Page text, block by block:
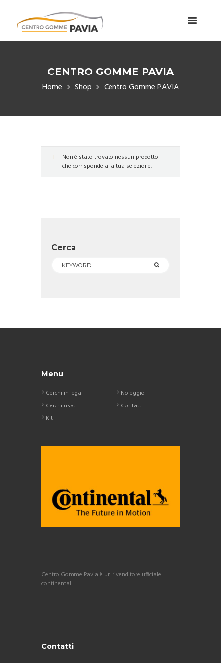
CENTRO GOMME PAVIA
Home Shop Centro Gomme PAVIA
Non è stato trovato nessun prodotto
che corrisponde alla tua selezione.
Cerca
Menu
Cerchi in lega
Cerchi usati
Kit
Noleggio
Contatti
Centro Gomme Pavia è un rivenditore ufficiale
continental
Contatti